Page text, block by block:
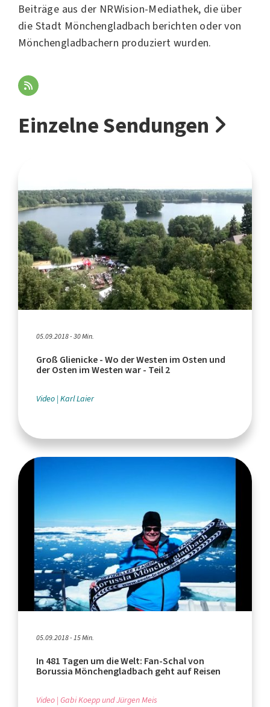
Beiträge aus der NRWision-Mediathek, die über
die Stadt Mönchengladbach berichten oder von
Mönchengladbachern produziert wurden.
Einzelne Sendungen
05.09.2018 - 30 Min.
Groß Glienicke - Wo der Westen im Osten und
der Osten im Westen war - Teil 2
Video Karl Laier
05.09.2018 - 15 Min.
In 481 Tagen um die Welt: Fan-Schal von
Borussia Mönchengladbach geht auf Reisen
Video Gabi Koepp und Jürgen Meis